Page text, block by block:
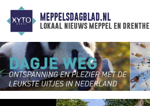
MEPPELSDAGBLAD.NL
lokaal nieuws meppel en drenthe